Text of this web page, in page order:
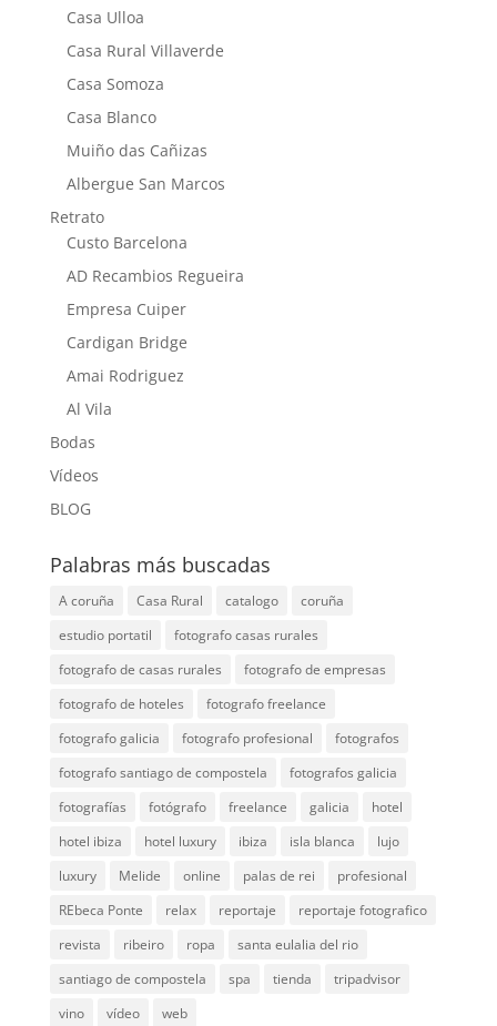
Casa Ulloa
Casa Rural Villaverde
Casa Somoza
Casa Blanco
Muiño das Cañizas
Albergue San Marcos
Retrato
Custo Barcelona
AD Recambios Regueira
Empresa Cuiper
Cardigan Bridge
Amai Rodriguez
Al Vila
Bodas
Vídeos
BLOG
Palabras más buscadas
A coruña Casa Rural catalogo
coruña
estudio portatil
fotografo casas rurales
fotografo de casas rurales
fotografo de empresas
fotografo de hoteles
fotografo freelance
fotografo galicia
fotografo profesional
fotografos
fotografo santiago de compostela
fotografos galicia
fotografías
fotógrafo freelance galicia
hotel
hotel ibiza
hotel luxury ibiza isla blanca
lujo
luxury
Melide online palas de rei
profesional
REbeca Ponte
relax reportaje
reportaje fotografico
revista
ribeiro ropa
santa eulalia del rio
santiago de compostela
spa tienda
tripadvisor
vino
vídeo web